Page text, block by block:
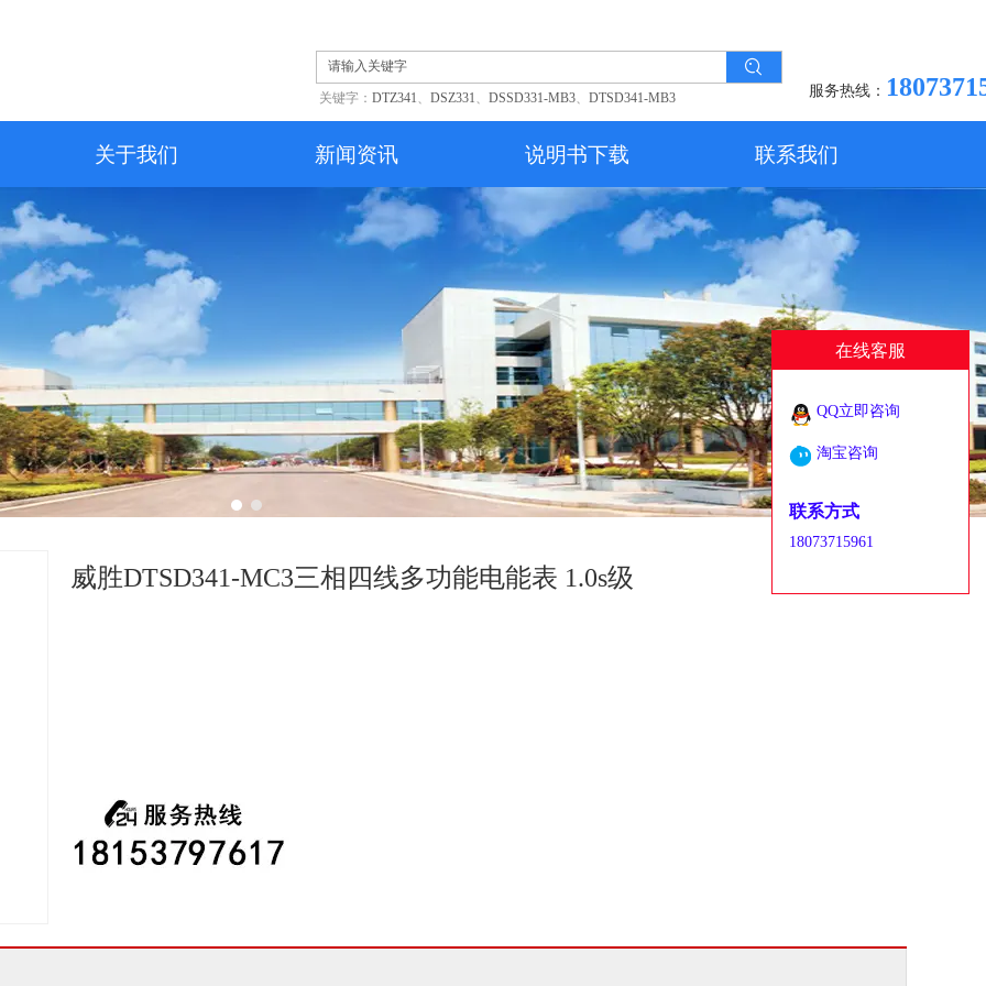
服务热线：
关键字： DTZ341、 DSZ331、 DSSD331-MB3、 DTSD341-MB3
在线客服
QQ立即咨询
淘宝咨询
联系方式
18073715961
关于我们 新闻资讯 说明书下载 联系我们
威胜DTSD341-MC3三相四线多功能电能表 1.0s级